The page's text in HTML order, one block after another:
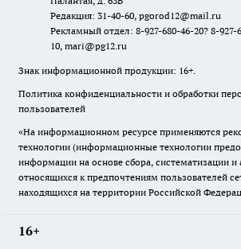
Редакция: 31-40-60, pgorod12@mail.ru
Рекламный отдел: 8-927-680-46-20? 8-927-
10, mari@pg12.ru
Знак информационной продукции: 16+.
Политика конфиденциальности и обработки
пользователей
«На информационном ресурсе применяются
технологии (информационные технологии
информации на основе сбора, систематизации и
относящихся к предпочтениям пользователей
находящихся на территории Российской
16+